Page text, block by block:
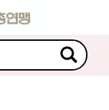
5